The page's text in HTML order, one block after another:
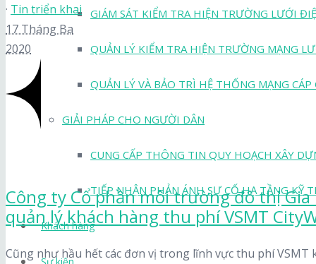
GIÁM SÁT KIỂM TRA HIỆN TRƯỜNG LƯỚI
QUẢN LÝ KIỂM TRA HIỆN TRƯỜNG MẠNG
QUẢN LÝ VÀ BẢO TRÌ HỆ THỐNG MẠNG CÁP
GIẢI PHÁP CHO NGƯỜI DÂN
CUNG CẤP THÔNG TIN QUY HOẠCH XÂY
TIẾP NHẬN PHẢN ÁNH SỰ CỐ HẠ TẦNG KỸ
Khách hàng
· Tin triển khai
17 Tháng Ba
2020
Công ty Cổ phần môi trường đô thị
quản lý khách hàng thu phí VSMT
Cũng như hầu hết các đơn vị trong lĩnh vực thu phí VSMT